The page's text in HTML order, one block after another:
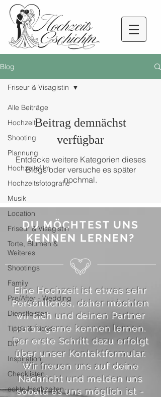
Blog
Alle Beiträge
Hochzeit
Shooting
Plannung
Hochzeitsfilm
Hochzeitsfotografie
Musik
Location
Friseur & Visagistin
Torte, Blumen &
Weiteres
Shootings
Family
Pre/After - Wedding
Dienstleister
Tipps & Tricks
DIY
Inspiration
Checklisten
echte Hochzeiten
Friseur & Visagistin
Beitrag demnächst
verfügbar
Entdecke weitere Kategorien dieses
Blogs oder versuche es später
nochmal.
DU MÖCHTEST UNS
KENNEN LERNEN?
Eine Hochzeit ist etwas sehr
Persönliches, daher möchten
wir dich und deinen Partner
vorab gerne kennen lernen.
Der erste Schritt dazu erfolgt
über unser Kontaktformular.
Wir freuen uns auf deine
Nachricht und melden uns
sobald es uns möglich ist -